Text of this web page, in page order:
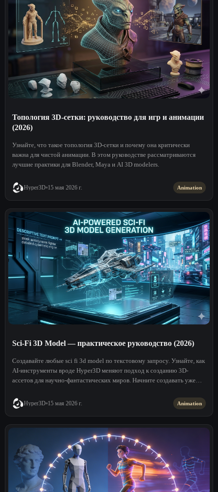
Топология 3D-сетки: руководство для игр и анимации
(2026)
Узнайте, что такое топология 3D-сетки и почему она критически
важна для чистой анимации. В этом руководстве рассматриваются
лучшие практики для Blender, Maya и AI 3D modelers.
Hyper3D 15 мая 2026 г. Animation
Sci-Fi 3D Model — практическое руководство (2026)
Создавайте любые sci fi 3d model по текстовому запросу. Узнайте, как
AI-инструменты вроде Hyper3D меняют подход к созданию 3D-
ассетов для научно-фантастических миров. Начните создавать уже
Hyper3D 15 мая 2026 г. Animation